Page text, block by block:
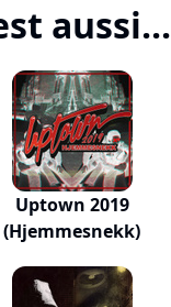
aussi...
Uptown 2019
(Hjemmesnekk)